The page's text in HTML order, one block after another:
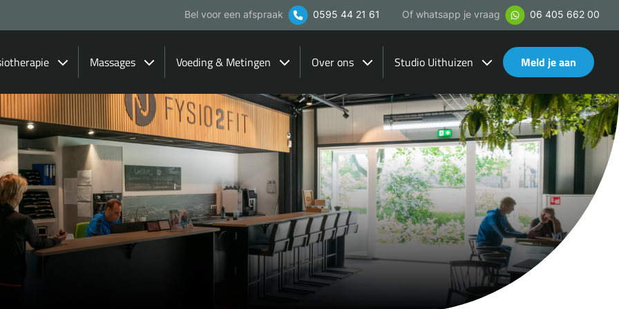
Bel voor een afspraak 0595 44 21 61 Of whatsapp je vraag 06 405 662 00
Massages Voeding & Metingen Over ons Studio Uithuizen Meld je aan